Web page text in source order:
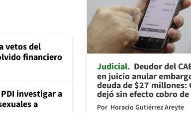
vetos del
financiero
investigar a
a
Judicial Deudor del
en juicio anular
deuda de $27 millones:
dejó sin efecto cobro de
Por Horacio Gutiérrez Areyte